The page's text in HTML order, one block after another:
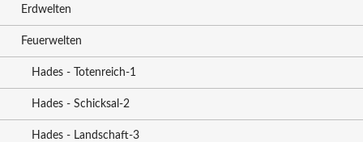
Erdwelten
Feuerwelten
Hades - Totenreich-1
Hades - Schicksal-2
Hades - Landschaft-3